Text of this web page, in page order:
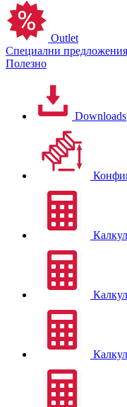
Outlet
Специални предложения
Полезно
Downloads